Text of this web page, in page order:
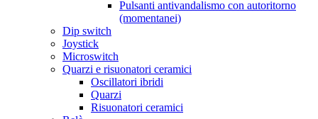
Pulsanti antivandalismo con autoritorno
(momentanei)
Dip switch
Joystick
Microswitch
Quarzi e risuonatori ceramici
Oscillatori ibridi
Quarzi
Risuonatori ceramici